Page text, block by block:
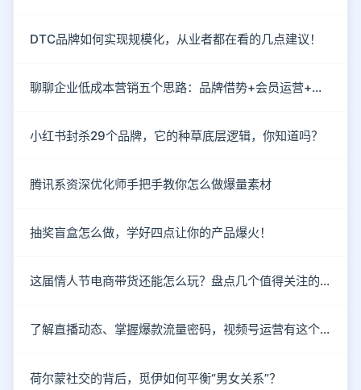
DTC品牌如何实现规模化，从业者都在看的几点建议！
聊聊企业低成本营销五个思路：品牌借势+会员运营+情感营销
小红书封杀29个品牌，它的种草底层逻辑，你知道吗？
腾讯系资深优化师手把手教你怎么做爆量素材
抽奖盲盒怎么做，学好四点让你的产品爆火！
这届情人节电商带货还能怎么玩？盘点几个值得关注的新趋势
了解直播动态、掌握爆款流量密码，视频号运营有这个就够了！
荷尔蒙社交的背后，觅伊如何平衡“男女关系”？